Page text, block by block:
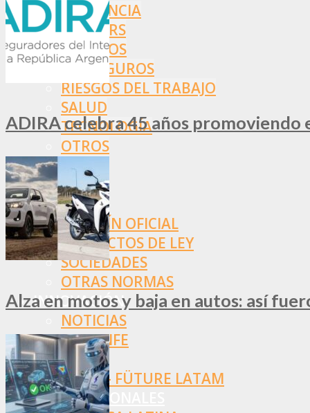
ASISTENCIA
BROKERS
SEGUROS
REASEGUROS
RIESGOS DEL TRABAJO
SALUD
TECNOLOGÍA
OTROS
NORMAS
SSN
SRT
BOLETÍN OFICIAL
PROYECTOS DE LEY
SOCIEDADES
OTRAS NORMAS
INNOVACIÓN
NOTICIAS
LA CONFE
ITC
INESE – FÜTURE LATAM
INTERNACIONALES
ADIRA celebra 45 años
Alza en motos y baja en autos: así